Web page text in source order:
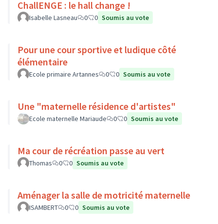
ChallENGE : le hall change !
Isabelle Lasneau 0 0 Soumis au vote
Pour une cour sportive et ludique côté
élémentaire
Ecole primaire Artannes 0 0 Soumis au vote
Une "maternelle résidence d'artistes"
Ecole maternelle Mariaude 0 0 Soumis au vote
Ma cour de récréation passe au vert
Thomas 0 0 Soumis au vote
Aménager la salle de motricité maternelle
ISAMBERT 0 0 Soumis au vote